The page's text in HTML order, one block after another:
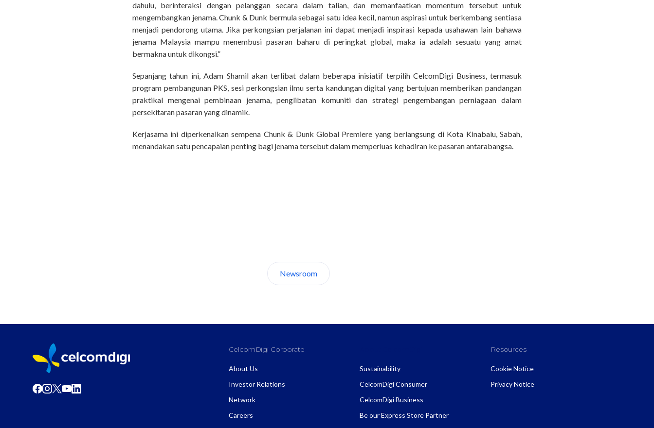
dahulu, berinteraksi dengan pelanggan secara dalam talian, dan memanfaatkan momentum tersebut untuk
mengembangkan jenama. Chunk & Dunk bermula sebagai satu idea kecil, namun aspirasi untuk berkembang sentiasa
menjadi pendorong utama. Jika perkongsian perjalanan ini dapat menjadi inspirasi kepada usahawan lain bahawa
jenama Malaysia mampu menembusi pasaran baharu di peringkat global, maka ia adalah sesuatu yang amat
bermakna untuk dikongsi.”
Sepanjang tahun ini, Adam Shamil akan terlibat dalam beberapa inisiatif terpilih CelcomDigi Business, termasuk
program pembangunan PKS, sesi perkongsian ilmu serta kandungan digital yang bertujuan memberikan pandangan
praktikal mengenai pembinaan jenama, penglibatan komuniti dan strategi pengembangan perniagaan dalam
persekitaran pasaran yang dinamik.
Kerjasama ini diperkenalkan sempena Chunk & Dunk Global Premiere yang berlangsung di Kota Kinabalu, Sabah,
menandakan satu pencapaian penting bagi jenama tersebut dalam memperluas kehadiran ke pasaran antarabangsa.
Newsroom
CelcomDigi Corporate
About Us
Investor Relations
Network
Careers
Sustainability
CelcomDigi Consumer
CelcomDigi Business
Be our Express Store Partner
Resources
Cookie Notice
Privacy Notice